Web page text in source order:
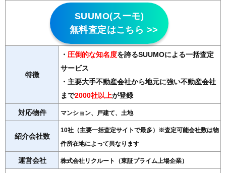
SUUMO(スーモ)
無料査定はこちら >>
特徴
・ 圧倒的な知名度を誇るSUUMOによる一括査定
サービス
・主要大手不動産会社から地元に強い不動産会社
まで2000社以上が登録
対応物件 マンション、戸建て、土地
紹介会社数
10社（主要一括査定サイトで最多）※査定可能会社数は物
件所在地によって異なります
運営会社 株式会社リクルート（東証プライム上場企業）